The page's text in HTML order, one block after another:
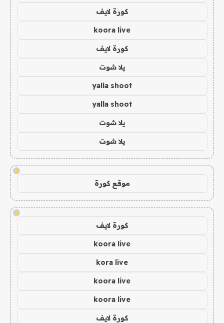
كورة لايف
koora live
كورة لايف
يلا شوت
yalla shoot
yalla shoot
يلا شوت
يلا شوت
!
موقع كورة
!
كورة لايف
koora live
kora live
koora live
koora live
كورة لايف